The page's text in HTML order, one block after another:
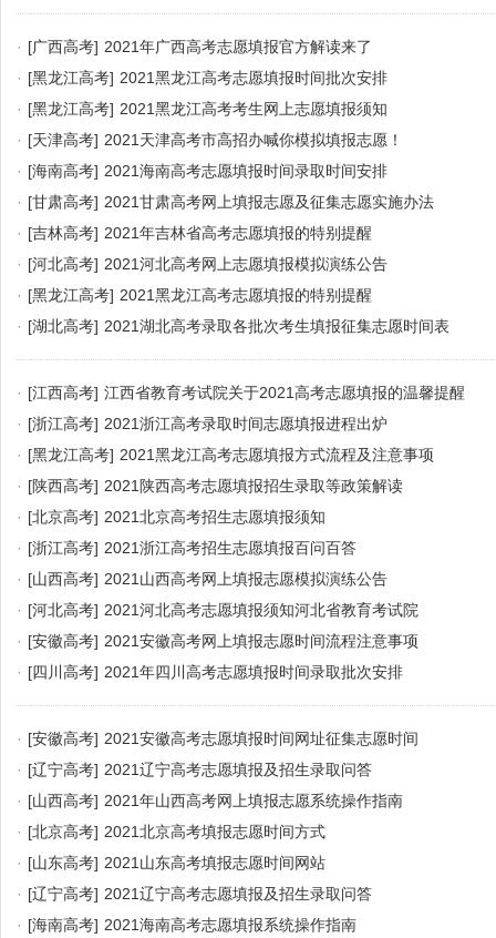
· [广西高考] 2021年广西高考志愿填报官方解读来了
· [黑龙江高考] 2021黑龙江高考志愿填报时间批次安排
· [黑龙江高考] 2021黑龙江高考考生网上志愿填报须知
· [天津高考] 2021天津高考市高招办喊你模拟填报志愿！
· [海南高考] 2021海南高考志愿填报时间录取时间安排
· [甘肃高考] 2021甘肃高考网上填报志愿及征集志愿实施办法
· [吉林高考] 2021年吉林省高考志愿填报的特别提醒
· [河北高考] 2021河北高考网上志愿填报模拟演练公告
· [黑龙江高考] 2021黑龙江高考志愿填报的特别提醒
· [湖北高考] 2021湖北高考录取各批次考生填报征集志愿时间表
· [江西高考] 江西省教育考试院关于2021高考志愿填报的温馨提醒
· [浙江高考] 2021浙江高考录取时间志愿填报进程出炉
· [黑龙江高考] 2021黑龙江高考志愿填报方式流程及注意事项
· [陕西高考] 2021陕西高考志愿填报招生录取等政策解读
· [北京高考] 2021北京高考招生志愿填报须知
· [浙江高考] 2021浙江高考招生志愿填报百问百答
· [山西高考] 2021山西高考网上填报志愿模拟演练公告
· [河北高考] 2021河北高考志愿填报须知河北省教育考试院
· [安徽高考] 2021安徽高考网上填报志愿时间流程注意事项
· [四川高考] 2021年四川高考志愿填报时间录取批次安排
· [安徽高考] 2021安徽高考志愿填报时间网址征集志愿时间
· [辽宁高考] 2021辽宁高考志愿填报及招生录取问答
· [山西高考] 2021年山西高考网上填报志愿系统操作指南
· [北京高考] 2021北京高考填报志愿时间方式
· [山东高考] 2021山东高考填报志愿时间网站
· [辽宁高考] 2021辽宁高考志愿填报及招生录取问答
· [海南高考] 2021海南高考志愿填报系统操作指南